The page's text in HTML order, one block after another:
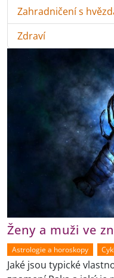
Ženy a muži ve
Astrologie a horoskopy
Jaké jsou typické
Zahradničení s
Zdraví